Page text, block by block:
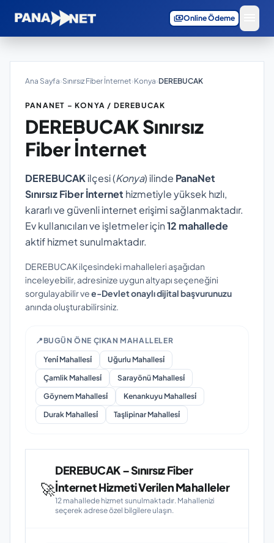
paymentsOnline Ödeme
Ana Sayfa›Sınırsız Fiber İnternet›Konya›DEREBUCAK
PANANET – KONYA / DEREBUCAK
DEREBUCAKSınırsız
Fiber İnternet
DEREBUCAKilçesi (Konya) ilinde PanaNet
Sınırsız Fiber İnternet hizmetiyle yüksek hızlı,
kararlı ve güvenli internet erişimi sağlanmaktadır.
Ev kullanıcıları ve işletmeler için12 mahallede
aktif hizmet sunulmaktadır.
DEREBUCAK ilçesindeki mahalleleri aşağıdan
inceleyebilir, adresinize uygun altyapı seçeneğini
sorgulayabilir vee-Devlet onaylı dijital başvurunuzu
anında oluşturabilirsiniz.
📍 BUGÜN ÖNE ÇIKAN MAHALLELER
Yeni̇ Mahallesi̇
Uğurlu Mahallesi̇
Çamlik Mahallesi̇
Sarayönü Mahallesi̇
Göynem Mahallesi̇
Kenankuyu Mahallesi̇
Durak Mahallesi̇
Taşlipinar Mahallesi̇
🚀
DEREBUCAK – Sınırsız Fiber
İnternet Hizmeti Verilen Mahalleler
12 mahallede hizmet sunulmaktadır. Mahallenizi
seçerek adrese özel bilgilere ulaşın.